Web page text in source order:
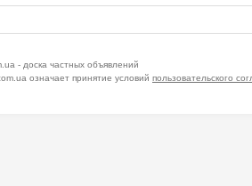
- доска частных объявлений
означает принятие условий пользовательского